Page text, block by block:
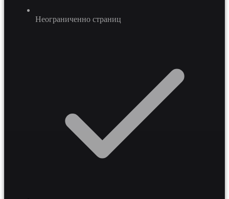
Неограниченно страниц